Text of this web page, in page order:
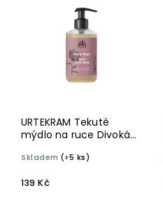
URTEKRAM Tekuté
mýdlo na ruce Divoká
Skladem (>5 ks)
139 Kč